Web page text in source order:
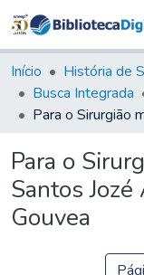
Início História de
Busca Integrada
Para o
Santos
Gouvea